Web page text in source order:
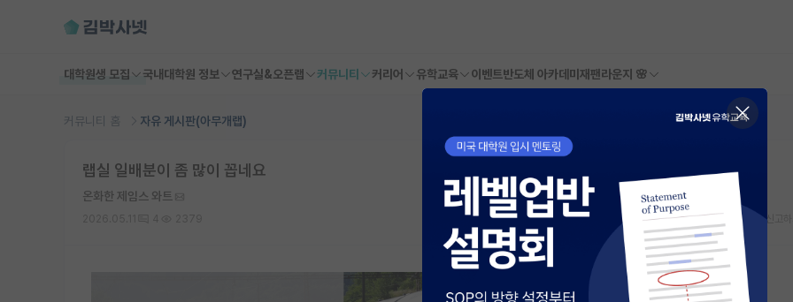
대학원생 모집 국내대학원 정보 연구실&오픈랩 커뮤니티 커리어 유학교육 이벤트반도체 아카데미 재팬라운지 🌸
커뮤니티 홈 자유 게시판(아무개랩)
랩실 일배분이 좀 많이 꼽네요
온화한 제임스 와트
스크랩 신고하